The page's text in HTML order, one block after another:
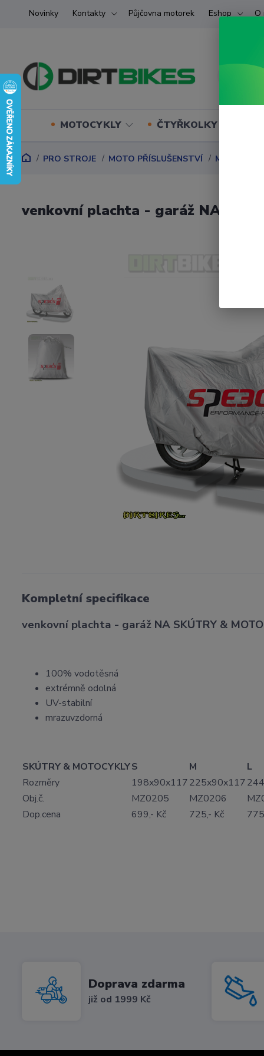
Novinky Kontakty Půjčovna motorek Eshop O
MOTOCYKLY ČTYŘKOLKY (ATV)
PRO STROJE MOTO PŘÍSLUŠENSTVÍ MOTO
venkovní plachta - garáž NA
Kompletní specifikace
venkovní plachta - garáž NA SKÚTRY &
100% vodotěsná
extrémně odolná
UV-stabilní
mrazuvzdorná
SKÚTRY & MOTOCYKLYS M
L
Rozměry
198x90x117225x90x117
Obj.č.
MZ0205 MZ0206
Dop.cena
699,- Kč 725,- Kč
Doprava zdarma
již od 1999 Kč